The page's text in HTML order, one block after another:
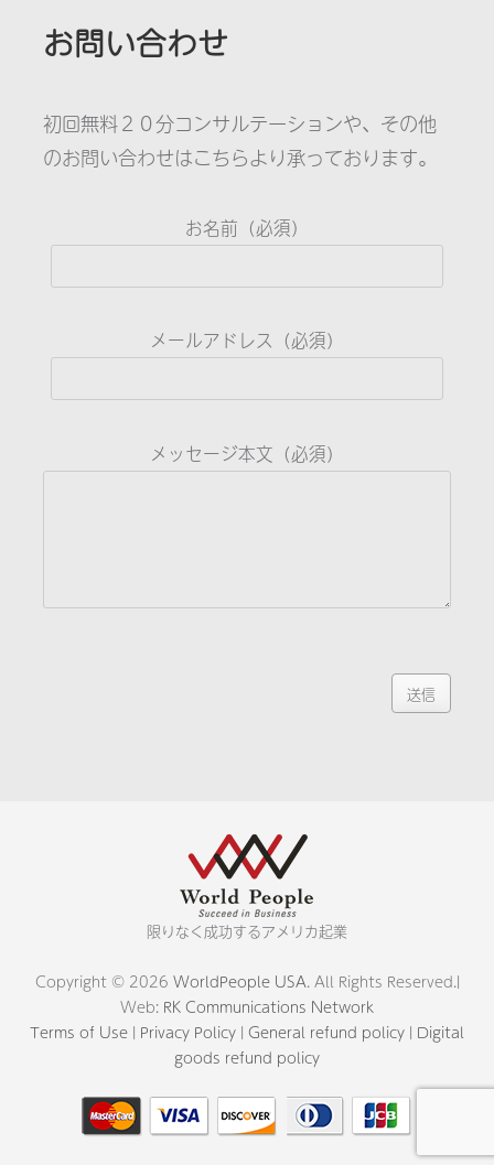
お問い合わせ
初回無料２０分コンサルテーションや、その他
のお問い合わせはこちらより承っております。
お名前（必須）
メールアドレス（必須）
メッセージ本文（必須）
限りなく成功するアメリカ起業
Copyright © 2026 WorldPeople USA. All Rights Reserved.|
Web: RK Communications Network
Terms of Use | Privacy Policy | General refund policy | Digital
goods refund policy